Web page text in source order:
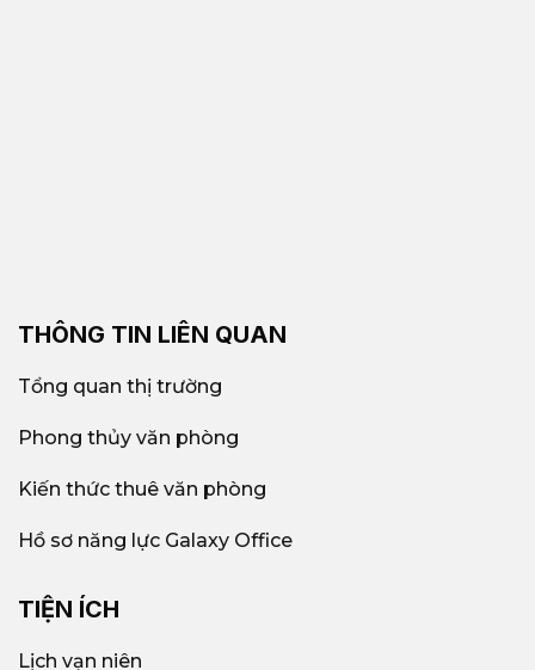
THÔNG TIN LIÊN QUAN
Tổng quan thị trường
Phong thủy văn phòng
Kiến thức thuê văn phòng
Hồ sơ năng lực Galaxy Office
TIỆN ÍCH
Lịch vạn niên